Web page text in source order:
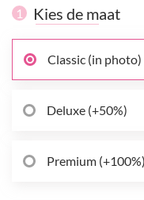
1 Kies de maat
Classic (in photo)
Deluxe (+50%)
Premium (+100%)